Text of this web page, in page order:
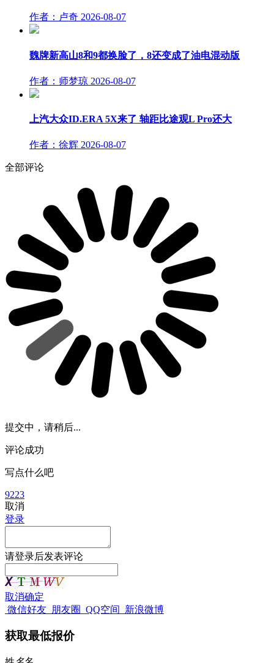
作者：卢奇 2026-08-07
魏牌新高山8和9都换脸了，8还变成了油电混动版
作者：师梦琼 2026-08-07
上汽大众ID.ERA 5X来了 轴距比途观L Pro还大
作者：徐辉 2026-08-07
全部评论
提交中，请稍后...
评论成功
写点什么吧
9223
取消
登录
请登录后发表评论
取消确定
微信好友 朋友圈 QQ空间 新浪微博
获取最低报价